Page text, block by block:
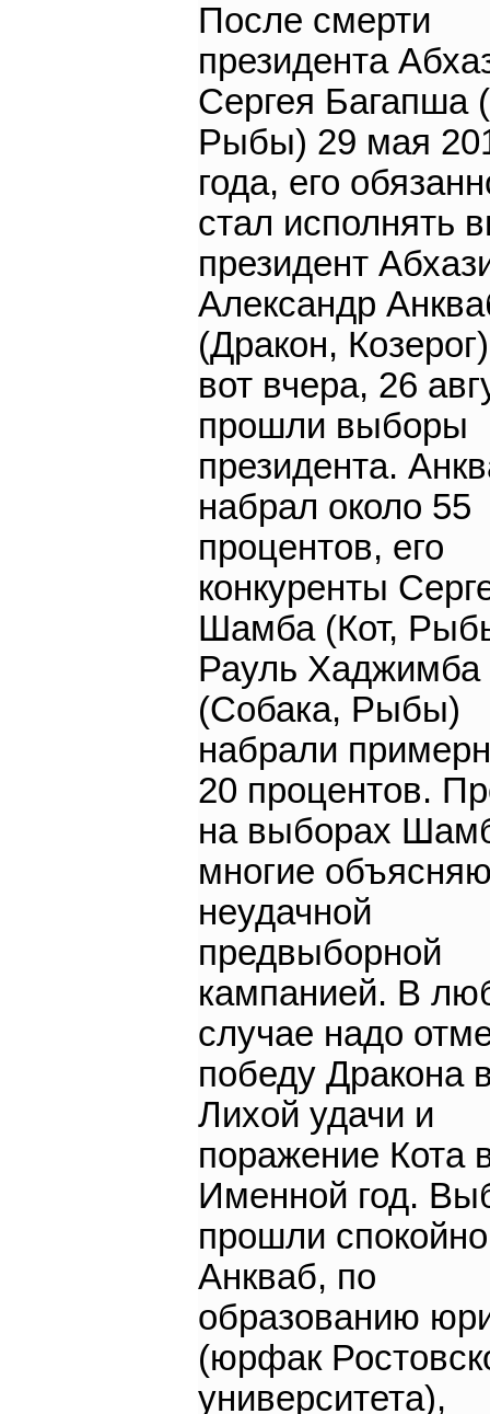
После смерти
президента
Сергея Багапша
Рыбы) 29 мая
года, его
стал исполнять
президент
Александр
(Дракон,
вот вчера, 26
прошли выборы
президента.
набрал около 55
процентов, его
конкуренты
Шамба (Кот,
Рауль Хаджимба
(Собака, Рыбы)
набрали
20 процентов.
на выборах
многие
неудачной
предвыборной
кампанией. В
случае надо
победу Дракона
Лихой удачи и
поражение Кота
Именной год.
прошли
Анкваб, по
образованию
(юрфак
университета),